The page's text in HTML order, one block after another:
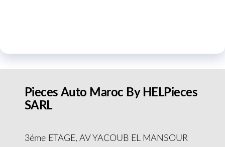
Pieces Auto Maroc By HELPieces
SARL
3éme ETAGE, AV YACOUB EL MANSOUR